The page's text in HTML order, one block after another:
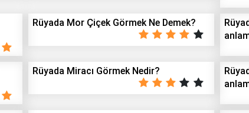
Rüyada Mor Çiçek Görmek Ne Demek?
Rüyada Miracı Görmek Nedir?